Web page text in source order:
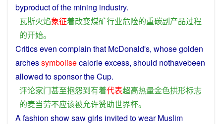
byproductof the mining industry.
瓦斯火焰象征着改变煤矿行业危险的重碳副产品过程
的开始。
Criticseven complain that McDonald's, whosegolden
archessymbolisecalorieexcess, should nothavebeen
allowed tosponsortheCup.
评论家门甚至抱怨到有着代表超高热量金色拱形标志
的麦当劳不应该被允许赞助世界杯。
Afashion showsawgirls invited towear Muslim